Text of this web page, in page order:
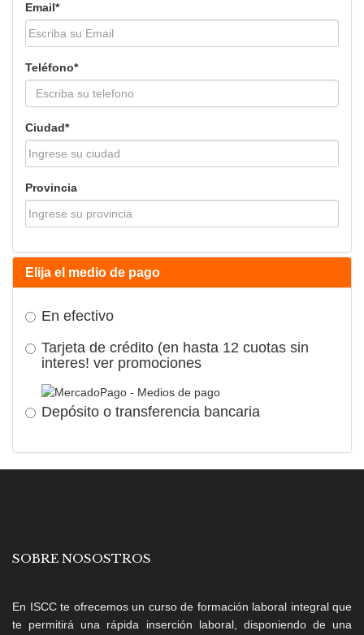
Email*
Teléfono*
Ciudad*
Provincia
Elija el medio de pago
En efectivo
Tarjeta de crédito (en hasta 12 cuotas sin
interes! ver promociones
Depósito o transferencia bancaria
SOBRE NOSOSTROS
En ISCC te ofrecemos un curso de formación laboral integral que
te permitirá una rápida inserción laboral, disponiendo de una